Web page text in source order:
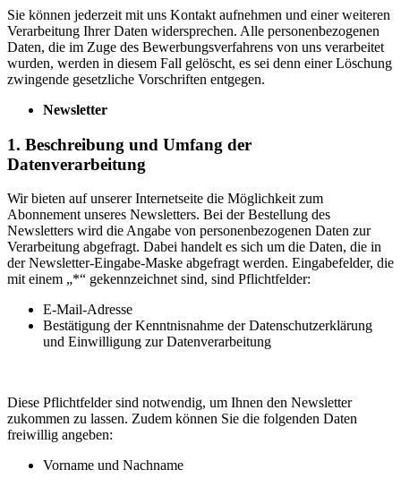
Sie können jederzeit mit uns Kontakt aufnehmen und einer weiteren
Verarbeitung Ihrer Daten widersprechen. Alle personenbezogenen
Daten, die im Zuge des Bewerbungsverfahrens von uns verarbeitet
wurden, werden in diesem Fall gelöscht, es sei denn einer Löschung
zwingende gesetzliche Vorschriften entgegen.
Newsletter
1. Beschreibung und Umfang der
Datenverarbeitung
Wir bieten auf unserer Internetseite die Möglichkeit zum
Abonnement unseres Newsletters. Bei der Bestellung des
Newsletters wird die Angabe von personenbezogenen Daten zur
Verarbeitung abgefragt. Dabei handelt es sich um die Daten, die in
der Newsletter-Eingabe-Maske abgefragt werden. Eingabefelder, die
mit einem „*“ gekennzeichnet sind, sind Pflichtfelder:
E-Mail-Adresse
Bestätigung der Kenntnisnahme der Datenschutzerklärung
und Einwilligung zur Datenverarbeitung
Diese Pflichtfelder sind notwendig, um Ihnen den Newsletter
zukommen zu lassen. Zudem können Sie die folgenden Daten
freiwillig angeben:
Vorname und Nachname